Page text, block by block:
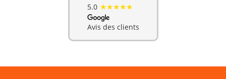
5.0 ★★★★★
Avis des clients